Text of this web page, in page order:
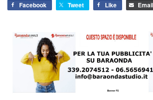
Facebook Tweet Like Email